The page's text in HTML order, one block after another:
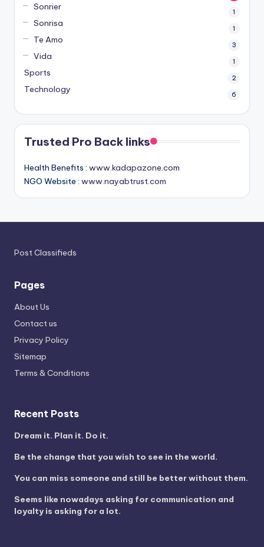
Sonrier 1
Sonrisa 1
Te Amo 3
Vida 1
Sports 2
Technology 6
Trusted Pro Back links
Health Benefits : www.kadapazone.com
NGO Website : www.nayabtrust.com
Post Classifieds
Pages
About Us
Contact us
Privacy Policy
Sitemap
Terms & Conditions
Recent Posts
Dream it. Plan it. Do it.
Be the change that you wish to see in the world.
You can miss someone and still be better without them.
Seems like nowadays asking for communication and
loyalty is asking for a lot.